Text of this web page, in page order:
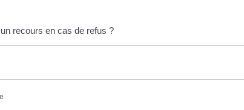
recours en cas de refus ?